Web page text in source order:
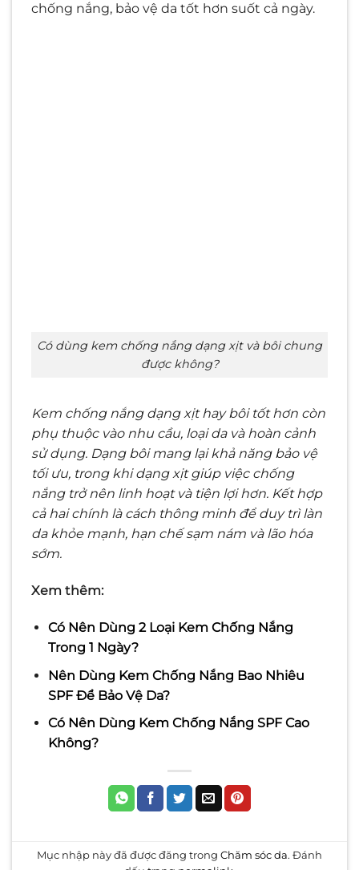
chống nắng, bảo vệ da tốt hơn suốt cả ngày.
Có dùng kem chống nắng dạng xịt và bôi chung
được không?
Kem chống nắng dạng xịt hay bôi tốt hơn còn
phụ thuộc vào nhu cầu, loại da và hoàn cảnh
sử dụng. Dạng bôi mang lại khả năng bảo vệ
tối ưu, trong khi dạng xịt giúp việc chống
nắng trở nên linh hoạt và tiện lợi hơn. Kết hợp
cả hai chính là cách thông minh để duy trì làn
da khỏe mạnh, hạn chế sạm nám và lão hóa
sớm.
Xem thêm:
Có Nên Dùng 2 Loại Kem Chống Nắng
Trong 1 Ngày?
Nên Dùng Kem Chống Nắng Bao Nhiêu
SPF Để Bảo Vệ Da?
Có Nên Dùng Kem Chống Nắng SPF Cao
Không?
Mục nhập này đã được đăng trong Chăm sóc da. Đánh